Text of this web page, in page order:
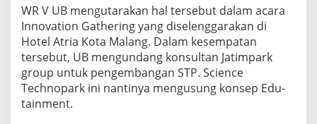
N
A
S
Y
A
R
A
WR V UB mengutarakan hal tersebut dalam acara
Innovation Gathering yang diselenggarakan di
Hotel Atria Kota Malang. Dalam kesempatan
tersebut, UB mengundang konsultan Jatimpark
group untuk pengembangan STP. Science
Technopark ini nantinya mengusung konsep Edu-
tainment.